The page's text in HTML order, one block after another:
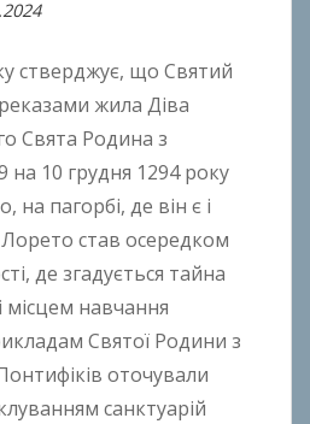
В
д
A
n
t
n
B
o
k
h
o
n
стверджує, що Святий
жила Діва
Свята Родина з
на 10 грудня 1294 року
пагорбі, де він є і
Лорето став осередком
де згадується тайна
місцем навчання
Святої Родини з
оточували
санктуарій